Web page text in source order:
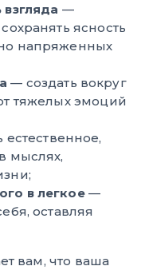
—
ясность
напряженных
— создать вокруг
тяжелых эмоций
мыслях,
в легкое—
оставляя
вам, что ваша